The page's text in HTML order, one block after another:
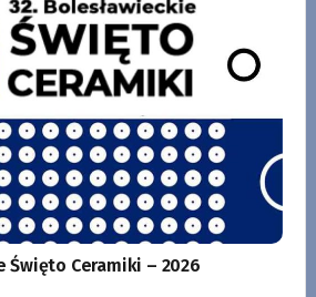
Święto Ceramiki – 2026